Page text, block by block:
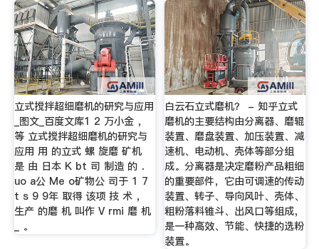
立式搅拌超细磨机的研究与应用
_图文_百度文库1 2 万小金 ，
等 立式搅拌超细磨机的研究与
应用 用 的立式 螺 旋磨 矿机
是 由 日本 K bt 司 制造 的 ．
uo a公 Me o矿物公 司于 1 7
t s 9 9年 取得 该项 技 术 ，
生产 的磨 机 叫作 V rmi 磨 机
_ 。
白云石立式磨机？ - 知乎立式
磨机的主要结构由分离器、磨辊
装置、磨盘装置、加压装置、减
速机、电动机、壳体等部分组
成。分离器是决定磨粉产品粗细
的重要部件，它由可调速的传动
装置、转子、导向风叶、壳体、
粗粉落料锥斗、出风口等组成，
是一种高效、节能、快捷的选粉
装置。